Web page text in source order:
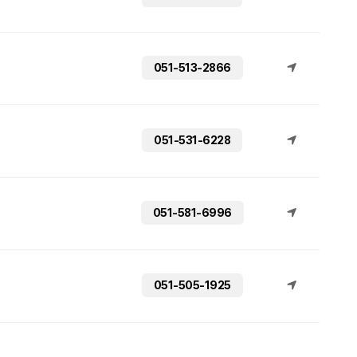
051-513-2866
051-531-6228
051-581-6996
051-505-1925